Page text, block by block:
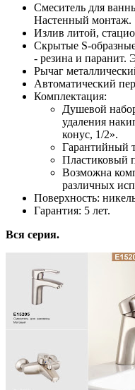
Смеситель для
Настенный монтаж.
Излив литой,
Скрытые S-
- резина и паранит.
Рычаг
Автоматический
Комплектация:
Душевой
удаления
конус, 1/2».
Гарантийный
Пластиковый
Возможна
различных
Поверхность:
Гарантия: 5 лет.
Вся серия.